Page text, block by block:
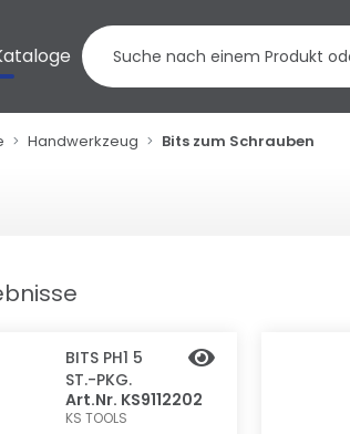
Handwerkzeug Bits zum Schrauben
BITS PH1 5
ST.-PKG.
Art.Nr. KS9112202
KS TOOLS